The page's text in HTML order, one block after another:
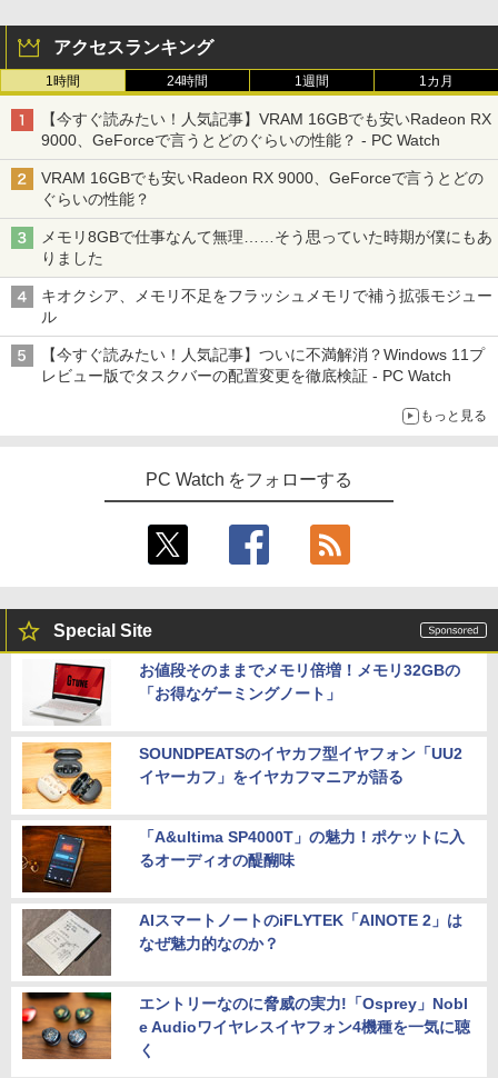
アクセスランキング
1時間 24時間 1週間 1カ月
【今すぐ読みたい！人気記事】VRAM 16GBでも安いRadeon RX
9000、GeForceで言うとどのぐらいの性能？ - PC Watch
VRAM 16GBでも安いRadeon RX 9000、GeForceで言うとどの
ぐらいの性能？
メモリ8GBで仕事なんて無理……そう思っていた時期が僕にもあ
りました
キオクシア、メモリ不足をフラッシュメモリで補う拡張モジュー
ル
【今すぐ読みたい！人気記事】ついに不満解消？Windows 11プ
レビュー版でタスクバーの配置変更を徹底検証 - PC Watch
もっと見る
PC Watch をフォローする
Special Site
お値段そのままでメモリ倍増！メモリ32GBの
「お得なゲーミングノート」
SOUNDPEATSのイヤカフ型イヤフォン「UU2
イヤーカフ」をイヤカフマニアが語る
「A&ultima SP4000T」の魅力！ポケットに入
るオーディオの醍醐味
AIスマートノートのiFLYTEK「AINOTE 2」は
なぜ魅力的なのか？
エントリーなのに脅威の実力!「Osprey」Nobl
e Audioワイヤレスイヤフォン4機種を一気に聴
く